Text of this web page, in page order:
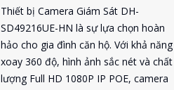
Thiết bị Camera Giám Sát DH-
SD49216UE-HN là sự lựa chọn hoàn
hảo cho gia đình căn hộ. Với khả năng
xoay 360 độ, hình ảnh sắc nét và chất
lượng Full HD 1080P IP POE, camera